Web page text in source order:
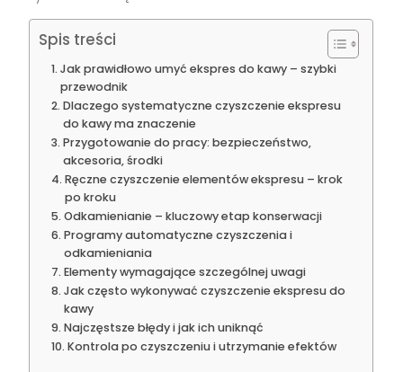
Spis treści
Jak prawidłowo umyć ekspres do kawy – szybki
przewodnik
Dlaczego systematyczne czyszczenie ekspresu
do kawy ma znaczenie
Przygotowanie do pracy: bezpieczeństwo,
akcesoria, środki
Ręczne czyszczenie elementów ekspresu – krok
po kroku
Odkamienianie – kluczowy etap konserwacji
Programy automatyczne czyszczenia i
odkamieniania
Elementy wymagające szczególnej uwagi
Jak często wykonywać czyszczenie ekspresu do
kawy
Najczęstsze błędy i jak ich uniknąć
Kontrola po czyszczeniu i utrzymanie efektów